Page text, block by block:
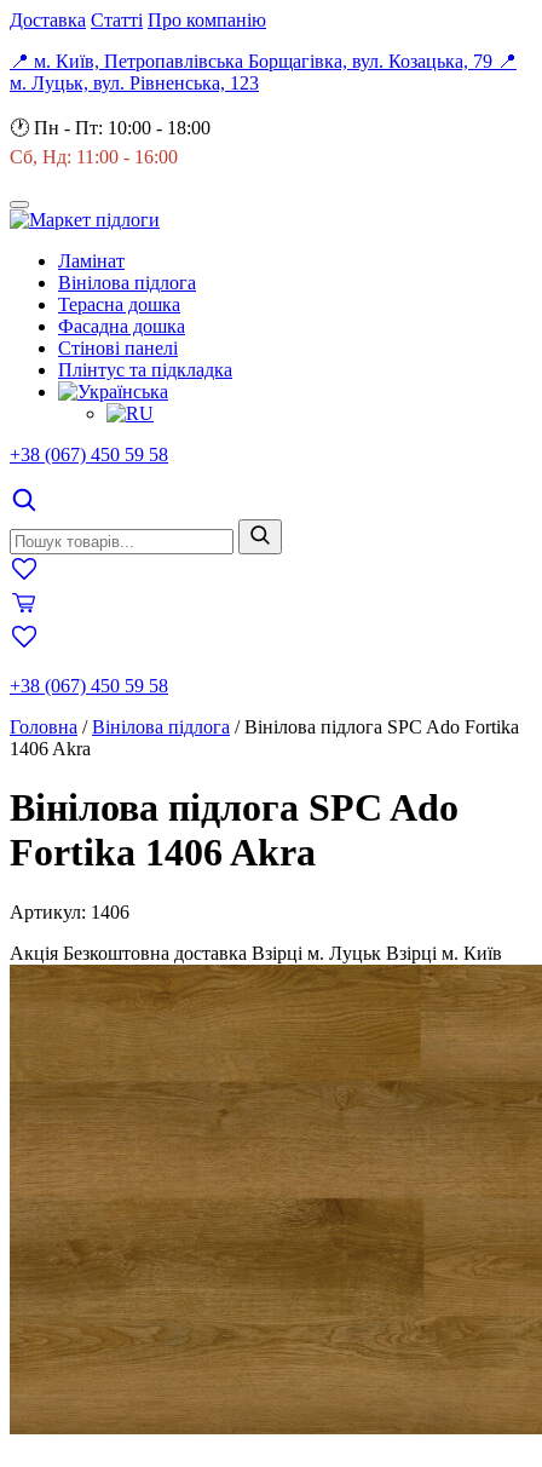
Доставка Статті Про компанію
📍 м. Київ, Петропавлівська Борщагівка, вул. Козацька, 79 📍
м. Луцьк, вул. Рівненська, 123
🕐 Пн - Пт: 10:00 - 18:00
Сб, Нд: 11:00 - 16:00
Ламінат
Вінілова підлога
Терасна дошка
Фасадна дошка
Стінові панелі
Плінтус та підкладка
+38 (067) 450 59 58
+38 (067) 450 59 58
Головна /Вінілова підлога /Вінілова підлога SPC Ado Fortika
1406 Akra
Вінілова підлога SPC Ado
Fortika 1406 Akra
Артикул: 1406
Акція Безкоштовна доставка Взірці м. Луцьк Взірці м. Київ